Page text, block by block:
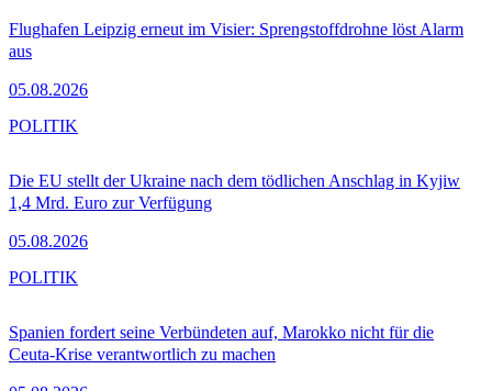
Flughafen Leipzig erneut im Visier: Sprengstoffdrohne löst Alarm
aus
05.08.2026
Die EU stellt der Ukraine nach dem tödlichen Anschlag in Kyjiw
1,4 Mrd. Euro zur Verfügung
05.08.2026
POLITIK
Spanien fordert seine Verbündeten auf, Marokko nicht für die
Ceuta-Krise verantwortlich zu machen
POLITIK